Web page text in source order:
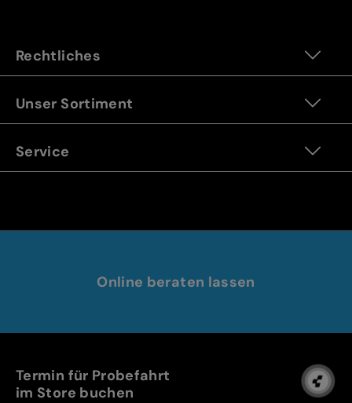
Rechtliches
Unser Sortiment
Service
Online beraten lassen
Termin für Probefahrt
im Store buchen